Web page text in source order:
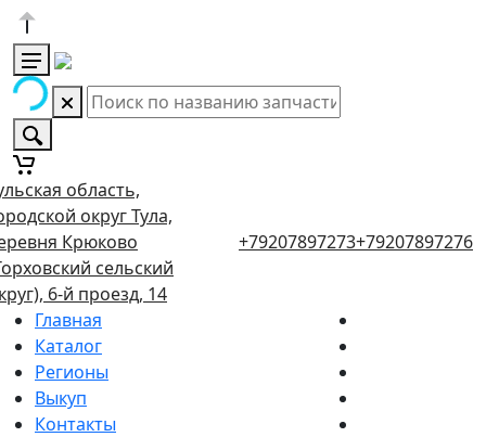
область,
округ Тула,
Крюково
сельский
6-й проезд, 14
+79207897273+79207897276
Главная
Каталог
Регионы
Выкуп
Контакты